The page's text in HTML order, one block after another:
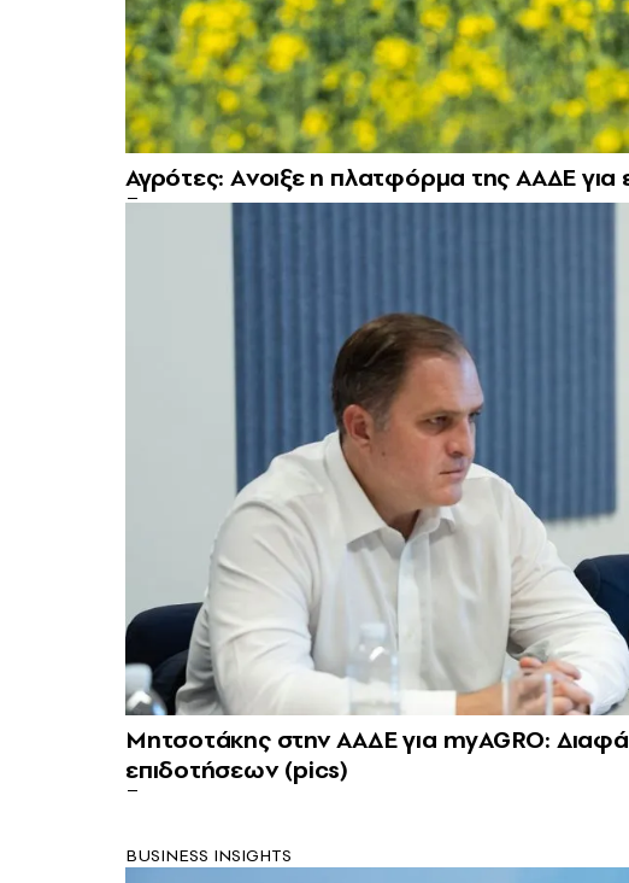
Αγρότες: Aνοιξε η πλατφόρμα της ΑΑΔΕ
Μητσοτάκης στην ΑΑΔΕ για myAGRO:
επιδοτήσεων (pics)
BUSINESS INSIGHTS